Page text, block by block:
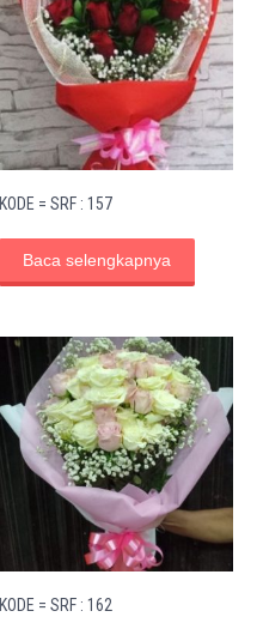
KODE = SRF : 157
Baca selengkapnya
KODE = SRF : 162